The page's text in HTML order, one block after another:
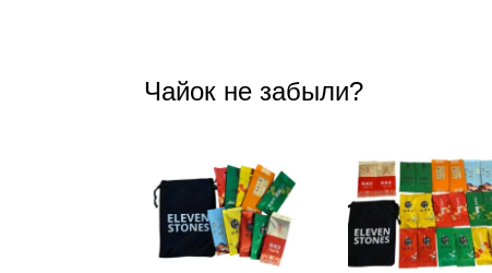
Чайок не забыли?